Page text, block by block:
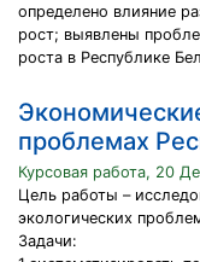
определено влияние
рост; выявлены
роста в Республике
проблемах
Курсовая работа, 20
Цель работы –
экологических
Задачи: